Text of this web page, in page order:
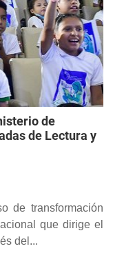
de
de Lectura y
de transformación
que dirige el
del...